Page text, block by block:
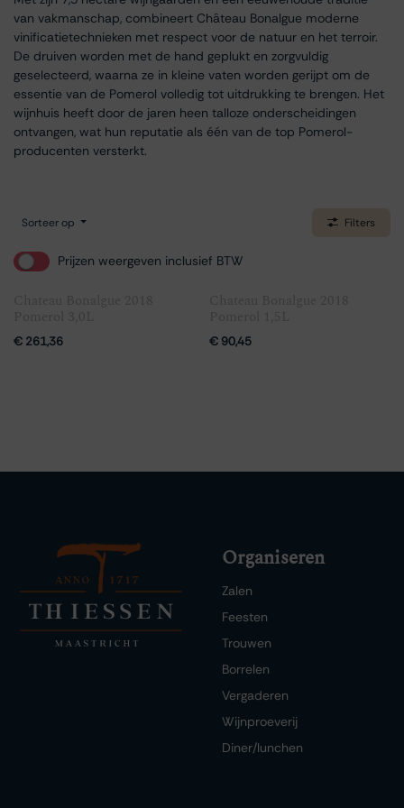
van vakmanschap, combineert Château Bonalgue moderne
vinificatietechnieken met respect voor de natuur en het terroir.
De druiven worden met de hand geplukt en zorgvuldig
geselecteerd, waarna ze in kleine vaten worden gerijpt om de
essentie van de Pomerol volledig tot uitdrukking te brengen. Het
wijnhuis heeft door de jaren heen talloze onderscheidingen
ontvangen, wat hun reputatie als één van de top Pomerol-
producenten versterkt.
Sorteer op Filters
Prijzen weergeven inclusief BTW
€ 261,36 € 90,45
Organiseren
Zalen
Feesten
Trouwen
Borrelen
Vergaderen
Wijnproeverij
Diner/lunchen